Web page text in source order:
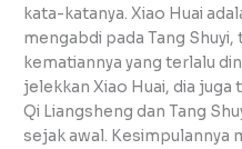
kata-katanya. Xiao Huai
mengabdi pada Tang
kematiannya yang terlalu
jelekkan Xiao Huai, dia juga
Qi Liangsheng dan Tang
sejak awal. Kesimpulannya